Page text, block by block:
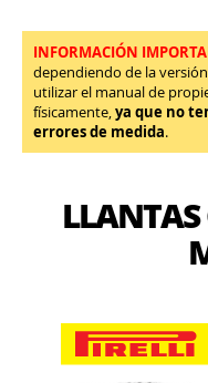
INFORMACIÓN
dependiendo de la
utilizar el manual de
físicamente,ya que no
errores de medida.